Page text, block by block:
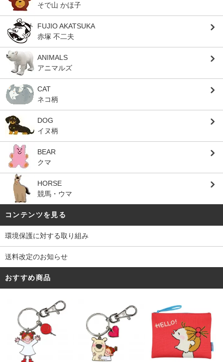
そで山 かほ子
FUJIO AKATSUKA
赤塚 不二夫
ANIMALS
アニマルズ
CAT
ネコ柄
DOG
イヌ柄
BEAR
クマ
HORSE
競馬・ウマ
コンテンツを見る
環境保護に対する取り組み
送料改定のお知らせ
おすすめ商品